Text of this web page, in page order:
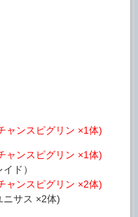
ャンスピグリン ×1体)
ャンスピグリン ×1体)
ド）
ャンスピグリン ×2体)
サス ×2体)